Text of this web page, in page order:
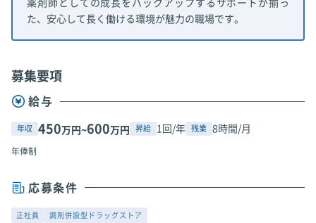
薬剤師としての成長をバックアップするサポートが揃っ
た、安心して長く働ける環境が魅力の職場です。
募集要項
給与
年収 450万円~600万円 昇給 1回/年 残業 8時間/月
年俸制
応募条件
正社員 調剤併設型ドラッグストア